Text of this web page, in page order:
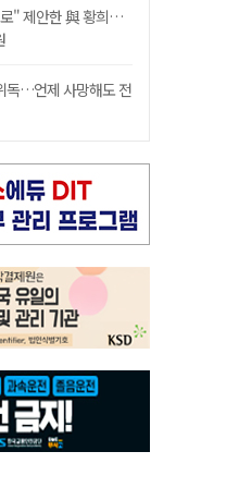
" 제안한 與 황희…
독…언제 사망해도 전